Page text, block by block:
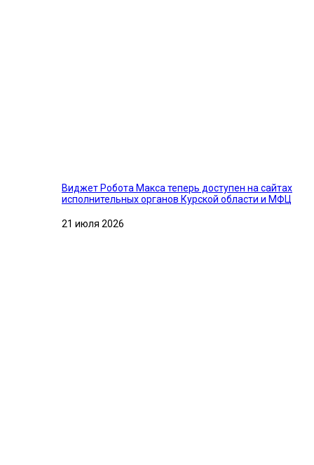
Виджет Робота Макса теперь доступен на сайтах
исполнительных органов Курской области и МФЦ
21 июля 2026